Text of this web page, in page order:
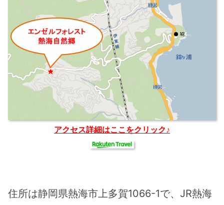
アクセス詳細はここをクリック♪
住所は静岡県熱海市上多賀1066-1で、JR熱海